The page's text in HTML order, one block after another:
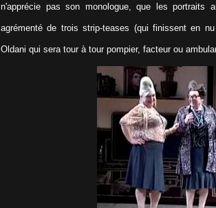
n'apprécie pas son monologue, que les
agrémenté de trois strip-teases (qui finissent en
Oldani qui sera tour à tour pompier, facteur ou